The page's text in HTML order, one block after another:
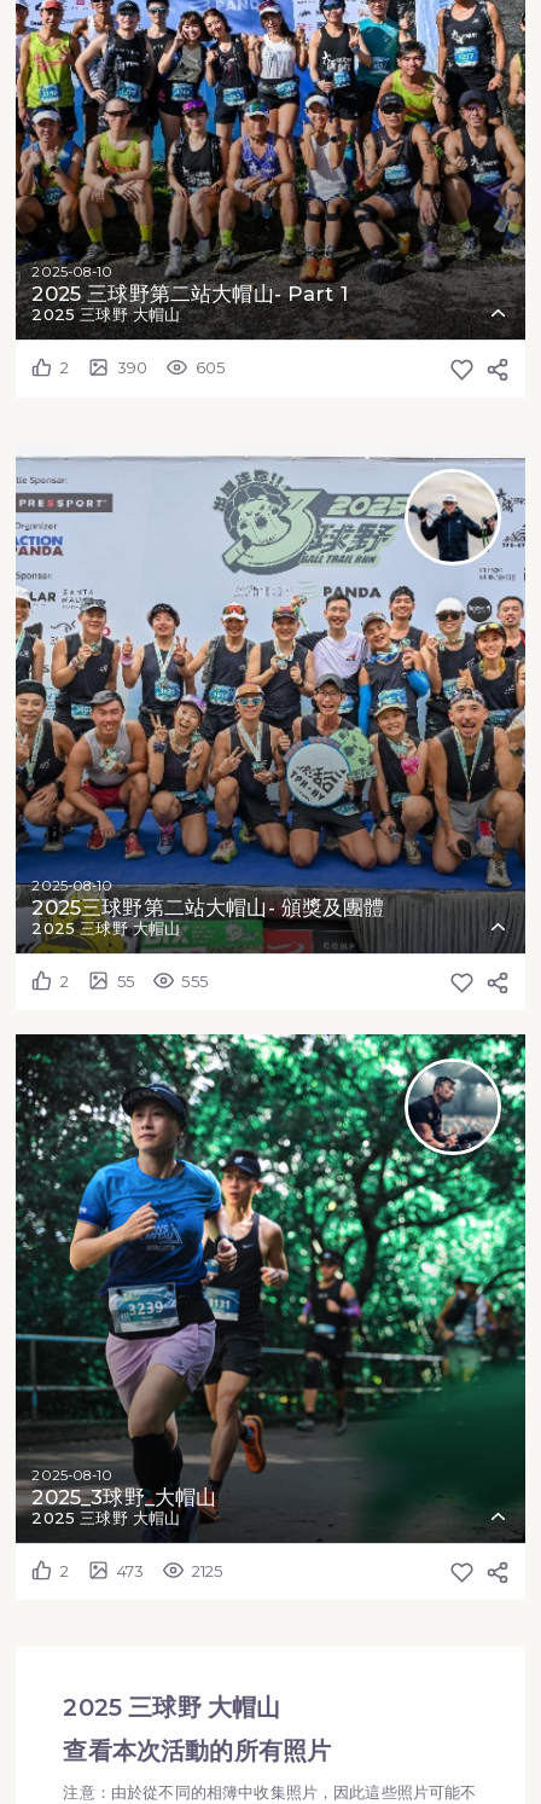
2025-08-10
2025 三球野第二站大帽山- Part 1
2025 三球野 大帽山
2 390 605
2025-08-10
2025三球野第二站大帽山- 頒獎及團體
2025 三球野 大帽山
2 55 555
2025-08-10
2025_3球野_大帽山
2025 三球野 大帽山
2 473 2125
2025 三球野 大帽山
查看本次活動的所有照片
注意：由於從不同的相簿中收集照片，因此這些照片可能不